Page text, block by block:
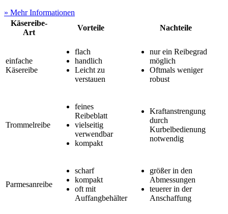
» Mehr Informationen
Käsereibe-
Art
Vorteile Nachteile
einfache
Käsereibe
flach
handlich
Leicht zu
verstauen
nur ein Reibegrad
möglich
Oftmals weniger
robust
Trommelreibe
feines
Reibeblatt
vielseitig
verwendbar
kompakt
Kraftanstrengung
durch
Kurbelbedienung
notwendig
Parmesanreibe
scharf
kompakt
oft mit
Auffangbehälter
größer in den
Abmessungen
teuerer in der
Anschaffung